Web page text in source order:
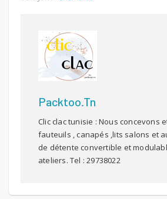
transparent-
Packtoo.tn
Clic clac tunisie : Nous concevons
fauteuils , canapés ,lits salons et
de détente convertible et
ateliers. Tel : 29738022